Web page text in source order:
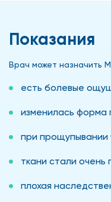
Показания
Врач может назначить
есть болевые
изменилась форма
при прощупывании
ткани стали очень
плохая